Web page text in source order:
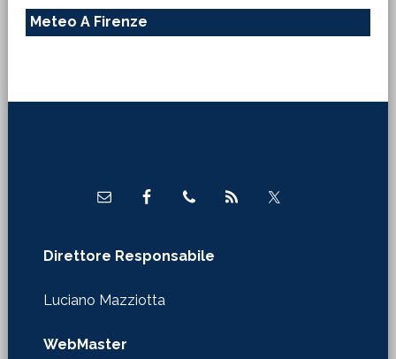
Meteo A Firenze
Direttore Responsabile
Luciano Mazziotta
WebMaster